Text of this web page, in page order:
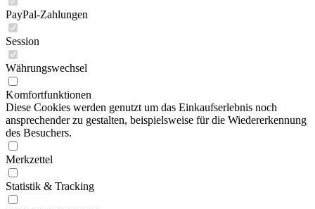
PayPal-Zahlungen
Session
Währungswechsel
Komfortfunktionen
Diese Cookies werden genutzt um das Einkaufserlebnis noch
ansprechender zu gestalten, beispielsweise für die Wiedererkennung
des Besuchers.
Merkzettel
Statistik & Tracking